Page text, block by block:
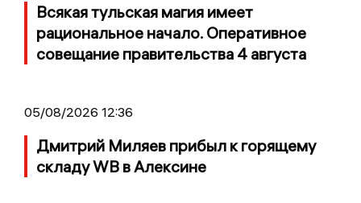
Всякая тульская магия имеет
рациональное начало. Оперативное
совещание правительства 4 августа
05/08/2026 12:36
Дмитрий Миляев прибыл к горящему
складу WB в Алексине